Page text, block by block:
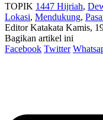
TOPIK 1447 Hijriah,
Lokasi, Mendukung,
Editor Katakata Kamis,
Bagikan artikel ini
Facebook Twitter